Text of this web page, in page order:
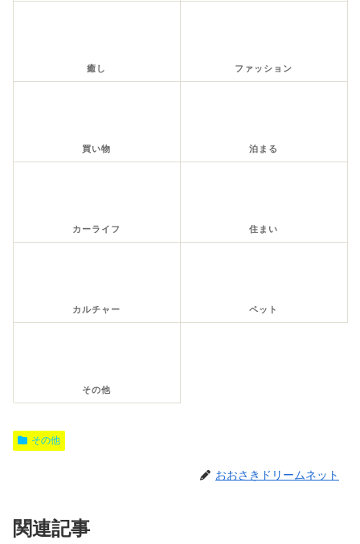
癒し ファッション
買い物 泊まる
カーライフ 住まい
カルチャー ペット
その他
その他
おおさきドリームネット
関連記事